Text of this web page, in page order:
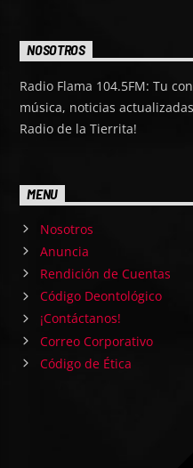
NOSOTROS
Radio Flama 104.5FM: Tu
música, noticias
Radio de la Tierrita!
MENU
Nosotros
Anuncia
Rendición de Cuentas
Código Deontológico
¡Contáctanos!
Correo Corporativo
Código de Ética